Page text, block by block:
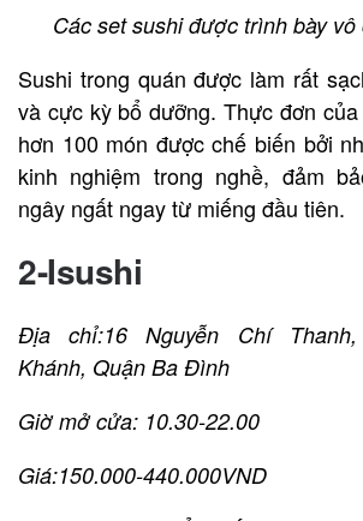
Các set sushi được trình bày
Sushi trong quán được làm rất
và cực kỳ bổ dưỡng. Thực đơn
hơn 100 món được chế biến bởi
kinh nghiệm trong nghề, đảm
ngây ngất ngay từ miếng đầu tiên.
2-Isushi
Địa chỉ:16 Nguyễn Chí
Khánh, Quận Ba Đình
Giờ mở cửa: 10.30-22.00
Giá:150.000-440.000VND